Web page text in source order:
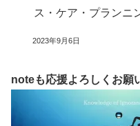
ス・ケア・プランニ
2023年9月6日
noteも応援よろしくお願